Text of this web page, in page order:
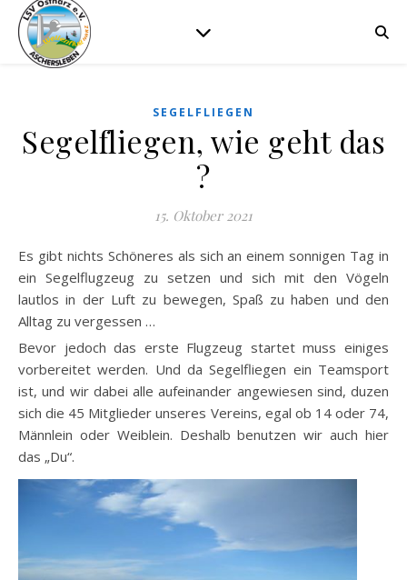
SEGELFLIEGEN
Segelfliegen, wie geht das
?
15. Oktober 2021
Es gibt nichts Schöneres als sich an einem sonnigen Tag in
ein Segelflugzeug zu setzen und sich mit den Vögeln
lautlos in der Luft zu bewegen, Spaß zu haben und den
Alltag zu vergessen …
Bevor jedoch das erste Flugzeug startet muss einiges
vorbereitet werden. Und da Segelfliegen ein Teamsport
ist, und wir dabei alle aufeinander angewiesen sind, duzen
sich die 45 Mitglieder unseres Vereins, egal ob 14 oder 74,
Männlein oder Weiblein. Deshalb benutzen wir auch hier
das „Du“.